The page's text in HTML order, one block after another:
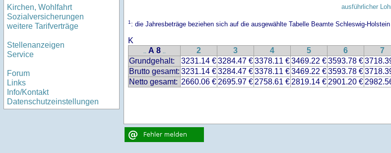
Kirchen, Wohlfahrt
Sozialversicherungen
weitere Tarifverträge
Stellenanzeigen
Service
Forum
Links
Info/Kontakt
Datenschutzeinstellungen
ausführlicher
1: die Jahresbeträge beziehen sich auf die ausgewählte Tabelle Beamte Schleswig-
K
.. A 8 .. 2 3 4 5 6 7
Grundgehalt:
3231.14 €3284.47 €3378.11 €3469.22 €3593.78 €
Brutto gesamt: 3231.14 €3284.47 €3378.11 €3469.22 €3593.78 €
Netto gesamt: 2660.06 € 2695.97 € 2758.61 € 2819.14 € 2901.20 €